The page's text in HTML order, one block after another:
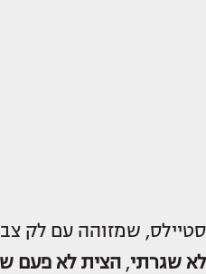
סטיילס, שמזוהה עם לק
לא שגרתי, הצית לא פעם